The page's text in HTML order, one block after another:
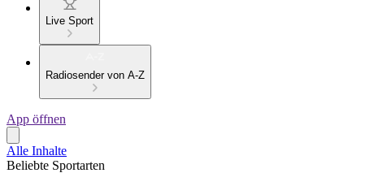
Live Sport
Radiosender von A-Z
App öffnen
Alle Inhalte
Beliebte Sportarten